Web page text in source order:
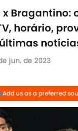
x Bragantino:
horário,
jun. de 2023
Add us as a preferred